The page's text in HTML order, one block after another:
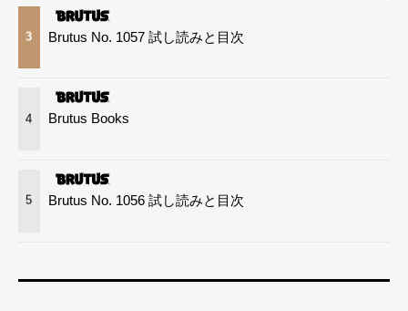
3 Brutus No. 1057 試し読みと目次
4 Brutus Books
5 Brutus No. 1056 試し読みと目次